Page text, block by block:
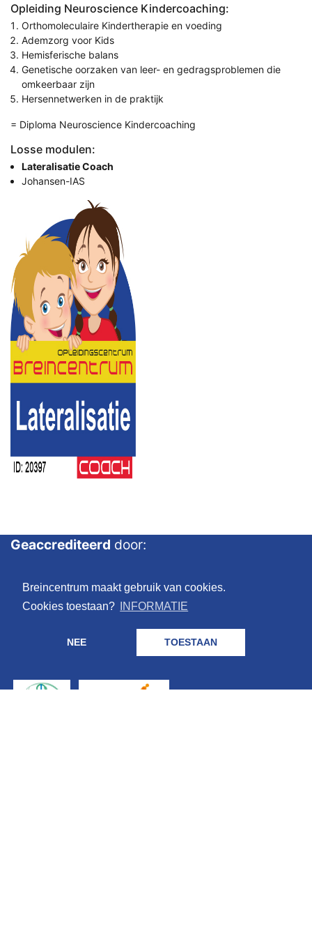
Breincentrum maakt gebruik van cookies.
Cookies toestaan?
INFORMATIE
NEE TOESTAAN
Opleiding Neuroscience Kindercoaching:
Orthomoleculaire Kindertherapie en voeding
Ademzorg voor Kids
Hemisferische balans
Genetische oorzaken van leer- en gedragsproblemen die
omkeerbaar zijn
Hersennetwerken in de praktijk
= Diploma Neuroscience Kindercoaching
Losse modulen:
Lateralisatie Coach
Johansen-IAS
Geaccrediteerd door: